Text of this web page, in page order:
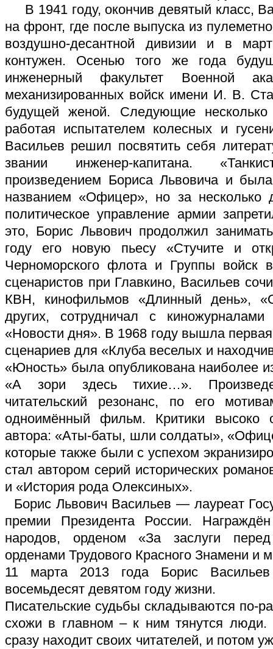
В 1941 году, окончив девятый класс,
на фронт, где после выпуска из
воздушно-десантной дивизии и в
контужен. Осенью того же года
инженерный факультет Военной
механизированных войск имени И. В.
будущей женой. Следующие
работая испытателем колесных и
Васильев решил посвятить себя
звании инженер-капитана.
произведением Бориса Львовича и
названием «Офицер», но за несколько
политическое управление армии
это, Борис Львович продолжил
году его новую пьесу «Стучите и
Черноморского флота и Группы войск
сценаристов при Главкино, Васильев
КВН, кинофильмов «Длинный день»,
других, сотрудничал с
«Новости дня». В 1968 году вышла
сценариев для «Клуба веселых и
«Юность» была опубликована наиболее
«А зори здесь тихие…».
читательский резонанс, по его
одноимённый фильм. Критики высоко
автора: «Аты-баты, шли солдаты»,
которые также были с успехом
стал автором серий исторических
и «История рода Олексиных».
Борис Львович Васильев — лауреат
премии Президента России.
народов, орденом «За заслуги
орденами Трудового Красного Знамени и
11 марта 2013 года Борис
восемьдесят девятом году жизни.
Писательские судьбы складываются по-
схожи в главном – к ним тянутся люди.
сразу находит своих читателей, и потом